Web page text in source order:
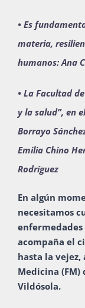
• Es
materia,
humanos: Ana
• La Facultad
y la salud”, en
Borrayo
Emilia Chino
Rodríguez
En algún
necesitamos
acompaña el
hasta la
Medicina (FM)
Vildósola.